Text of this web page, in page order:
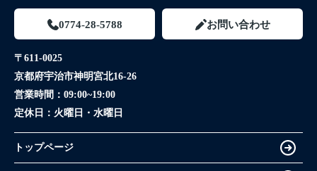
0774-28-5788 お問い合わせ
〒611-0025
京都府宇治市神明宮北16-26
営業時間： 09:00~19:00
定休日： 火曜日・水曜日
トップページ